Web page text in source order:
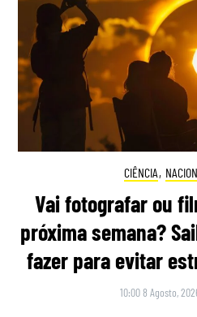
CIÊNCIA,
Vai fotografar ou
próxima semana?
fazer para evitar
10:00 8 Agosto,